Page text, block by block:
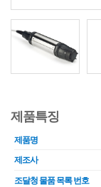
제품특징
제품명
제조사
조달청 물품 목록 번호